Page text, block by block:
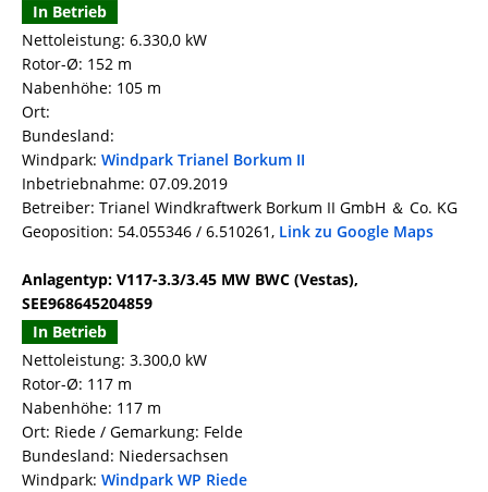
In Betrieb
Nettoleistung: 6.330,0 kW
Rotor-Ø: 152 m
Nabenhöhe: 105 m
Ort:
Bundesland:
Windpark: Windpark Trianel Borkum II
Inbetriebnahme: 07.09.2019
Betreiber: Trianel Windkraftwerk Borkum II GmbH ＆ Co. KG
Geoposition: 54.055346 / 6.510261, Link zu Google Maps
Anlagentyp: V117-3.3/3.45 MW BWC (Vestas),
SEE968645204859
In Betrieb
Nettoleistung: 3.300,0 kW
Rotor-Ø: 117 m
Nabenhöhe: 117 m
Ort: Riede / Gemarkung: Felde
Bundesland: Niedersachsen
Windpark: Windpark WP Riede